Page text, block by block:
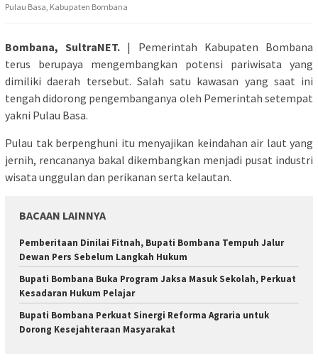
Pulau Basa, Kabupaten Bombana
Bombana, SultraNET. | Pemerintah Kabupaten Bombana
terus berupaya mengembangkan potensi pariwisata yang
dimiliki daerah tersebut. Salah satu kawasan yang saat ini
tengah didorong pengembanganya oleh Pemerintah setempat
yakni Pulau Basa.
Pulau tak berpenghuni itu menyajikan keindahan air laut yang
jernih, rencananya bakal dikembangkan menjadi pusat industri
wisata unggulan dan perikanan serta kelautan.
BACAAN LAINNYA
Pemberitaan Dinilai Fitnah, Bupati Bombana Tempuh Jalur
Dewan Pers Sebelum Langkah Hukum
Bupati Bombana Buka Program Jaksa Masuk Sekolah, Perkuat
Kesadaran Hukum Pelajar
Bupati Bombana Perkuat Sinergi Reforma Agraria untuk
Dorong Kesejahteraan Masyarakat